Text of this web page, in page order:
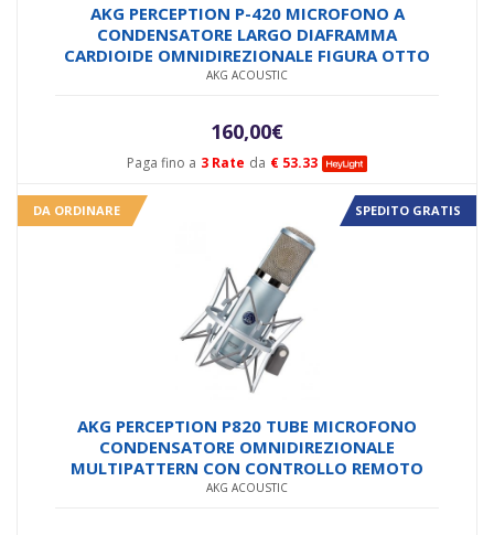
Paga fino a 3 Rate da € 53.33
Valutato
5.00 su 5
AKG PERCEPTION P-420 MICROFONO A
CONDENSATORE LARGO DIAFRAMMA
CARDIOIDE OMNIDIREZIONALE FIGURA OTTO
AKG ACOUSTIC
160,00€
DA ORDINARE SPEDITO GRATIS
AKG PERCEPTION P820 TUBE MICROFONO
CONDENSATORE OMNIDIREZIONALE
MULTIPATTERN CON CONTROLLO REMOTO
AKG ACOUSTIC